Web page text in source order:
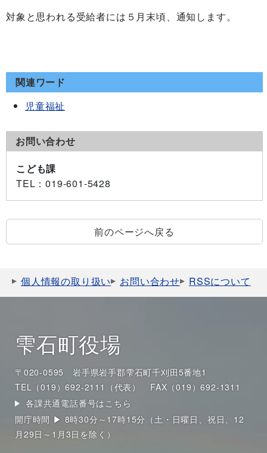
対象と思われる受給者には５月末頃、通知します。
関連ワード
児童福祉
お問い合わせ
こども課
TEL ：019-601-5428
前のページへ戻る
個人情報の取り扱い お問い合わせ RSSについて
雫石町役場
〒020-0595 岩手県岩手郡雫石町千刈田5番地1
TEL（019）692-2111（代表）
FAX（019）692-1311
各課共通電話番号はこちら
開庁時間 ▶ 8時30分～17時15分（土・日曜日、祝日、12
月29日～1月3日を除く）